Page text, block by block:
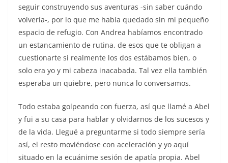
seguir construyendo sus aventuras -sin saber cuándo
volvería-, por lo que me había quedado sin mi pequeño
espacio de refugio. Con Andrea habíamos encontrado
un estancamiento de rutina, de esos que te obligan a
cuestionarte si realmente los dos estábamos bien, o
solo era yo y mi cabeza inacabada. Tal vez ella también
esperaba un quiebre, pero nunca lo conversamos.
Todo estaba golpeando con fuerza, así que llamé a Abel
y fui a su casa para hablar y olvidarnos de los sucesos y
de la vida. Llegué a preguntarme si todo siempre sería
así, el resto moviéndose con aceleración y yo aquí
situado en la ecuánime sesión de apatía propia. Abel